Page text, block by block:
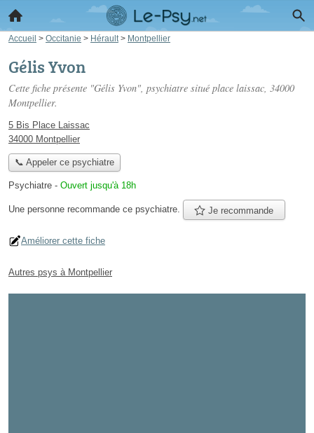
Accueil > Occitanie > Hérault > Montpellier
Gélis Yvon
Cette fiche présente "Gélis Yvon", psychiatre situé place laissac, 34000
Montpellier.
5 Bis Place Laissac
34000 Montpellier
📞 Appeler ce psychiatre
Psychiatre - Ouvert jusqu'à 18h
Une personne recommande ce psychiatre. Je recommande
Améliorer cette fiche
Autres psys à Montpellier